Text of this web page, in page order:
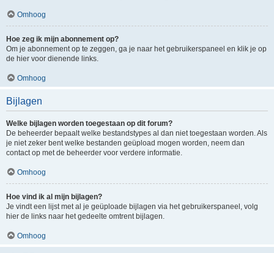
Omhoog
Hoe zeg ik mijn abonnement op?
Om je abonnement op te zeggen, ga je naar het gebruikerspaneel en klik je op
de hier voor dienende links.
Omhoog
Bijlagen
Welke bijlagen worden toegestaan op dit forum?
De beheerder bepaalt welke bestandstypes al dan niet toegestaan worden. Als
je niet zeker bent welke bestanden geüpload mogen worden, neem dan
contact op met de beheerder voor verdere informatie.
Omhoog
Hoe vind ik al mijn bijlagen?
Je vindt een lijst met al je geüploade bijlagen via het gebruikerspaneel, volg
hier de links naar het gedeelte omtrent bijlagen.
Omhoog